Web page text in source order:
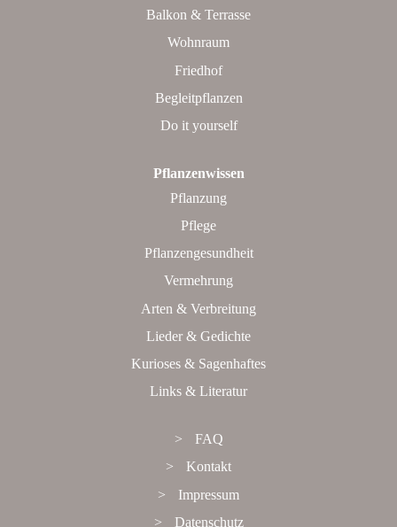
Balkon & Terrasse
Wohnraum
Friedhof
Begleitpflanzen
Do it yourself
Pflanzenwissen
Pflanzung
Pflege
Pflanzengesundheit
Vermehrung
Arten & Verbreitung
Lieder & Gedichte
Kurioses & Sagenhaftes
Links & Literatur
FAQ
Kontakt
Impressum
Datenschutz